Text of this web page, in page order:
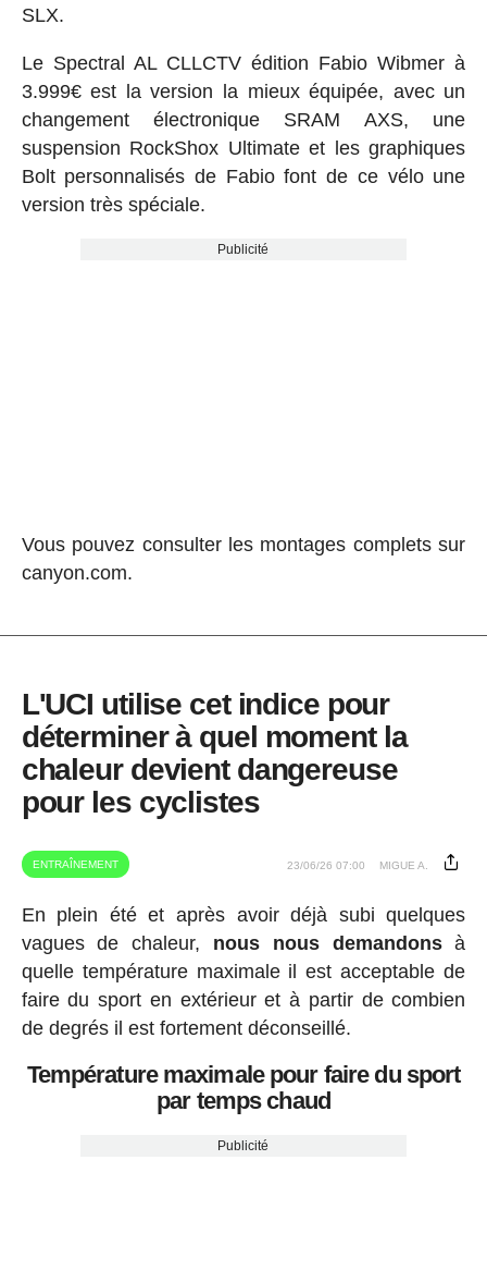
SLX.
Le Spectral AL CLLCTV édition Fabio Wibmer à
3.999€ est la version la mieux équipée, avec un
changement électronique SRAM AXS, une
suspension RockShox Ultimate et les graphiques
Bolt personnalisés de Fabio font de ce vélo une
version très spéciale.
Publicité
Vous pouvez consulter les montages complets sur
canyon.com.
L'UCI utilise cet indice pour
déterminer à quel moment la
chaleur devient dangereuse
pour les cyclistes
ENTRAÎNEMENT 23/06/26 07:00 MIGUE A.
En plein été et après avoir déjà subi quelques
vagues de chaleur, nous nous demandonsà
quelle température maximale il est acceptable de
faire du sport en extérieur et à partir de combien
de degrés il est fortement déconseillé.
Température maximale pour faire du sport
par temps chaud
Publicité